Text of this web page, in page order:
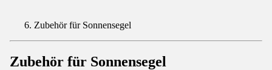
Zubehör für Sonnensegel
Zubehör für Sonnensegel